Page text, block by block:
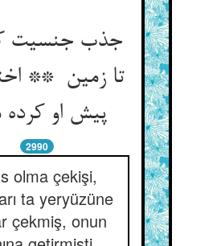
جذب جنسیت
تا زمین **
2990
olma çekişi,
ta yeryüzüne
çekmiş, onun